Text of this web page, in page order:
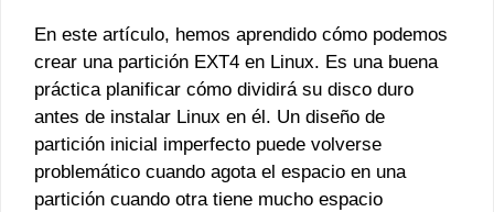
En este artículo, hemos aprendido cómo podemos
crear una partición EXT4 en Linux. Es una buena
práctica planificar cómo dividirá su disco duro
antes de instalar Linux en él. Un diseño de
partición inicial imperfecto puede volverse
problemático cuando agota el espacio en una
partición cuando otra tiene mucho espacio